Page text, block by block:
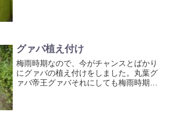
グァバ植え付け
梅雨時期なので、今がチャンスとばかり
にグァバの植え付けをしました。丸葉グ
ァバ帝王グァバそれにしても梅雨時期は